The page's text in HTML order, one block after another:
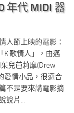
年代 MIDI 器
人節上映的電影：
K 歌情人」，由邁
兒芭莉摩(Drew
愛情小品，很適合
不是要來講電影摘
說片...